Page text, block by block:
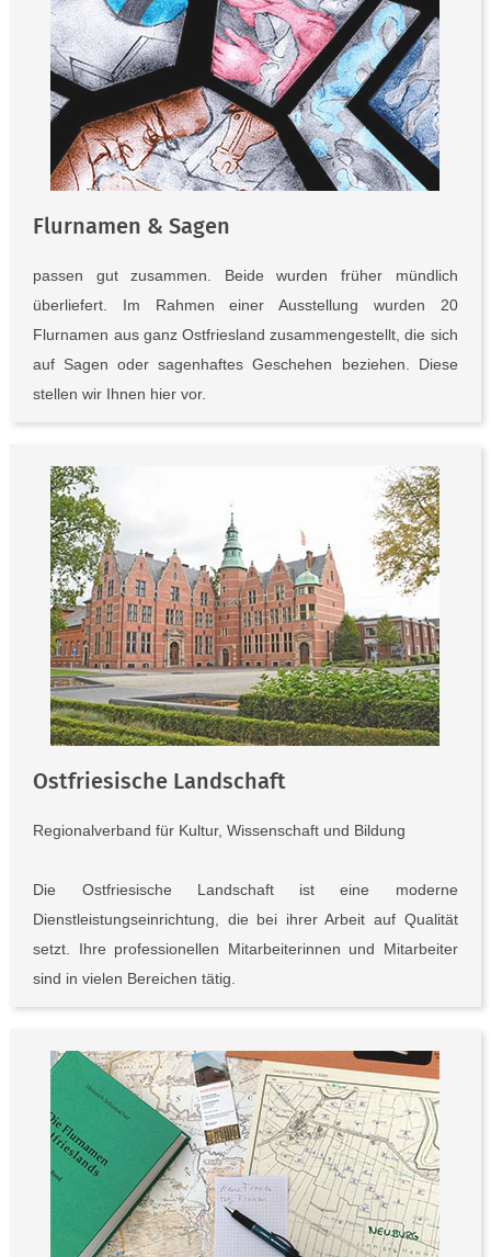
Flurnamen & Sagen
passen gut zusammen. Beide wurden früher mündlich
überliefert. Im Rahmen einer Ausstellung wurden 20
Flurnamen aus ganz Ostfriesland zusammengestellt, die sich
auf Sagen oder sagenhaftes Geschehen beziehen. Diese
stellen wir Ihnen hier vor.
Ostfriesische Landschaft
Regionalverband für Kultur, Wissenschaft und Bildung
Die Ostfriesische Landschaft ist eine moderne
Dienstleistungseinrichtung, die bei ihrer Arbeit auf Qualität
setzt. Ihre professionellen Mitarbeiterinnen und Mitarbeiter
sind in vielen Bereichen tätig.